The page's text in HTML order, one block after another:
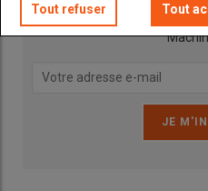
inoffensif » et en vapeur d’eau.
oxydes nitreux», affirme Luc
Combien
pour leurs
Vous recevrez chaque
Tout refuser Tout